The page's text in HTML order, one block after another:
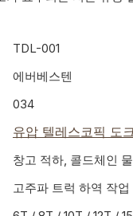
TDL-001
에버베스텐
034
유압 텔레스코픽 도
창고 적하, 콜드체인
고주파 트럭 하역 작업